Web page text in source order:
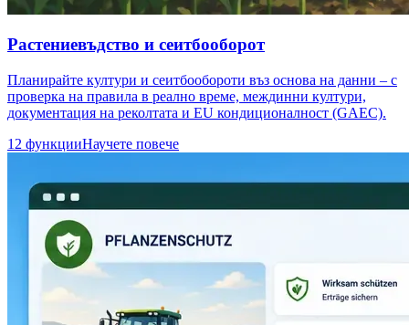
Растениевъдство и сеитбооборот
Планирайте култури и сеитбообороти въз основа на данни – с
проверка на правила в реално време, междинни култури,
документация на реколтата и EU кондиционалност (GAEC).
12 функцииНаучете повече